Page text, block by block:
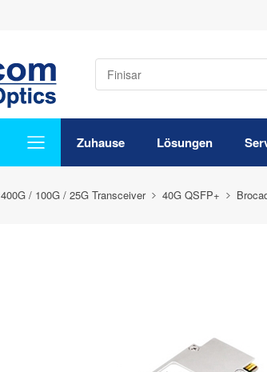
Zuhause Lösungen
400G / 100G / 25G Transceiver 40G QSFP+